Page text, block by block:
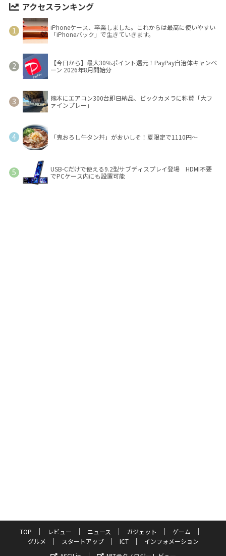
アクセスランキング
iPhoneケース、卒業しました。これからは最高に使いやすい
「iPhoneバック」で生きていきます。
【今日から】最大30％ポイント還元！PayPay自治体キャンペ
ーン 2026年8月開始分
熊本にエアコン300台即日納品、ビックカメラに称賛「大フ
ァインプレー」
「鬼おろし牛タン丼」がおいしそ！夏限定で1110円～
USB-Cだけで使える9.2型サブディスプレイ登場 HDMI不要
でPCケース内にも設置可能
TOP レビュー ニュース ガジェット
ゲーム
グルメ
スタートアップ ICT
インフォメーション